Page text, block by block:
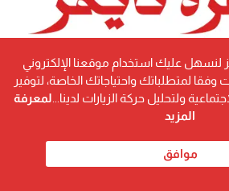
لنسهل عليك استخدام موقعنا الإلكتروني
وفقا لمتطلباتك واحتياجاتك الخاصة، لتوفير
ولتحليل حركة الزيارات لدينا... لمعرفة
المزيد
موافق